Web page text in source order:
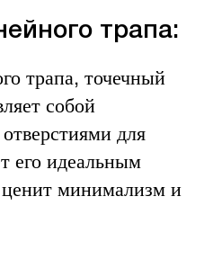
трапа:
трапа, точечный
собой
для
его идеальным
минимализм и